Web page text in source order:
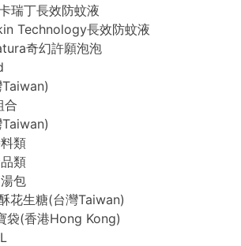
瑞丁長效防蚊液
Technology長效防蚊液
奇幻許願泡泡
合
類
類
包
花生糖(台灣Taiwan)
袋(香港Hong Kong)